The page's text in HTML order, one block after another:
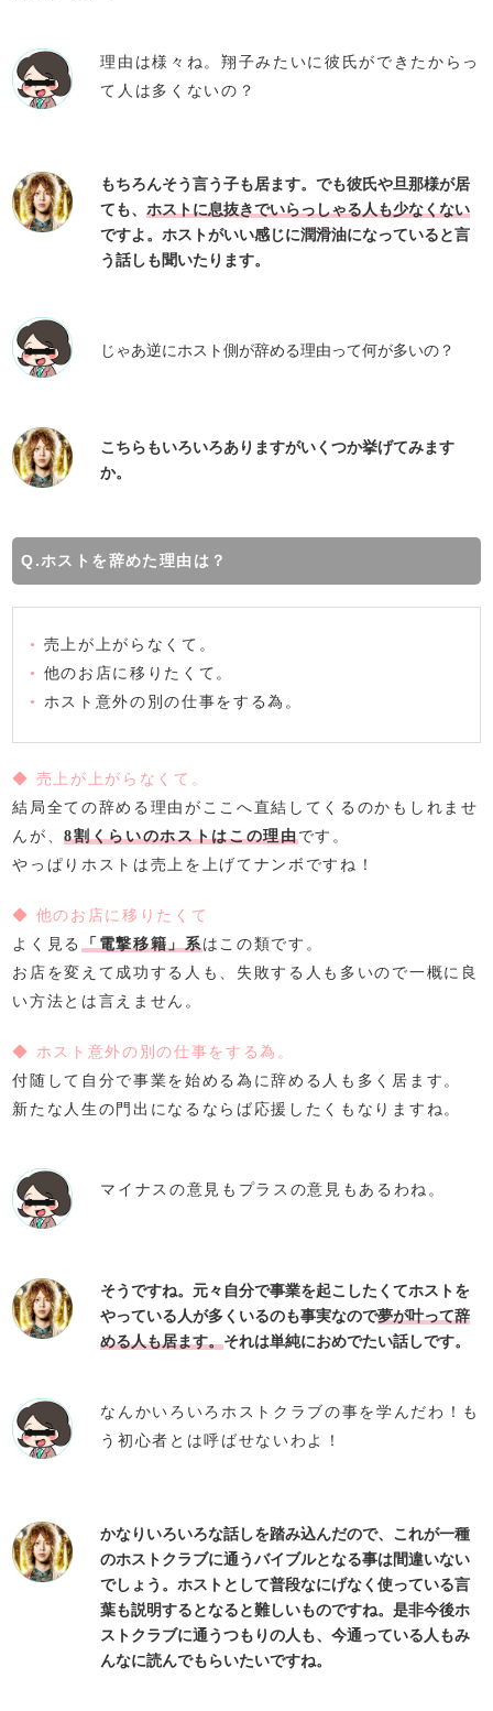
理由は様々ね。翔子みたいに彼氏ができたからっ
て人は多くないの？
もちろんそう言う子も居ます。でも彼氏や旦那様が居
ても、ホストに息抜きでいらっしゃる人も少なくない
ですよ。ホストがいい感じに潤滑油になっていると言
う話しも聞いたります。
じゃあ逆にホスト側が辞める理由って何が多いの？
こちらもいろいろありますがいくつか挙げてみます
か。
Q.ホストを辞めた理由は？
• 売上が上がらなくて。
• 他のお店に移りたくて。
• ホスト意外の別の仕事をする為。
◆ 売上が上がらなくて。
結局全ての辞める理由がここへ直結してくるのかもしれませ
んが、8割くらいのホストはこの理由です。
やっぱりホストは売上を上げてナンボですね！
◆ 他のお店に移りたくて
よく見る 「電撃移籍」系はこの類です。
お店を変えて成功する人も、失敗する人も多いので一概に良
い方法とは言えません。
◆ ホスト意外の別の仕事をする為。
付随して自分で事業を始める為に辞める人も多く居ます。
新たな人生の門出になるならば応援したくもなりますね。
マイナスの意見もプラスの意見もあるわね。
そうですね。元々自分で事業を起こしたくてホストを
やっている人が多くいるのも事実なので夢が叶って辞
める人も居ます。それは単純におめでたい話しです。
なんかいろいろホストクラブの事を学んだわ！も
う初心者とは呼ばせないわよ！
かなりいろいろな話しを踏み込んだので、これが一種
のホストクラブに通うバイブルとなる事は間違いない
でしょう。ホストとして普段なにげなく使っている言
葉も説明するとなると難しいものですね。是非今後ホ
ストクラブに通うつもりの人も、今通っている人もみ
んなに読んでもらいたいですね。